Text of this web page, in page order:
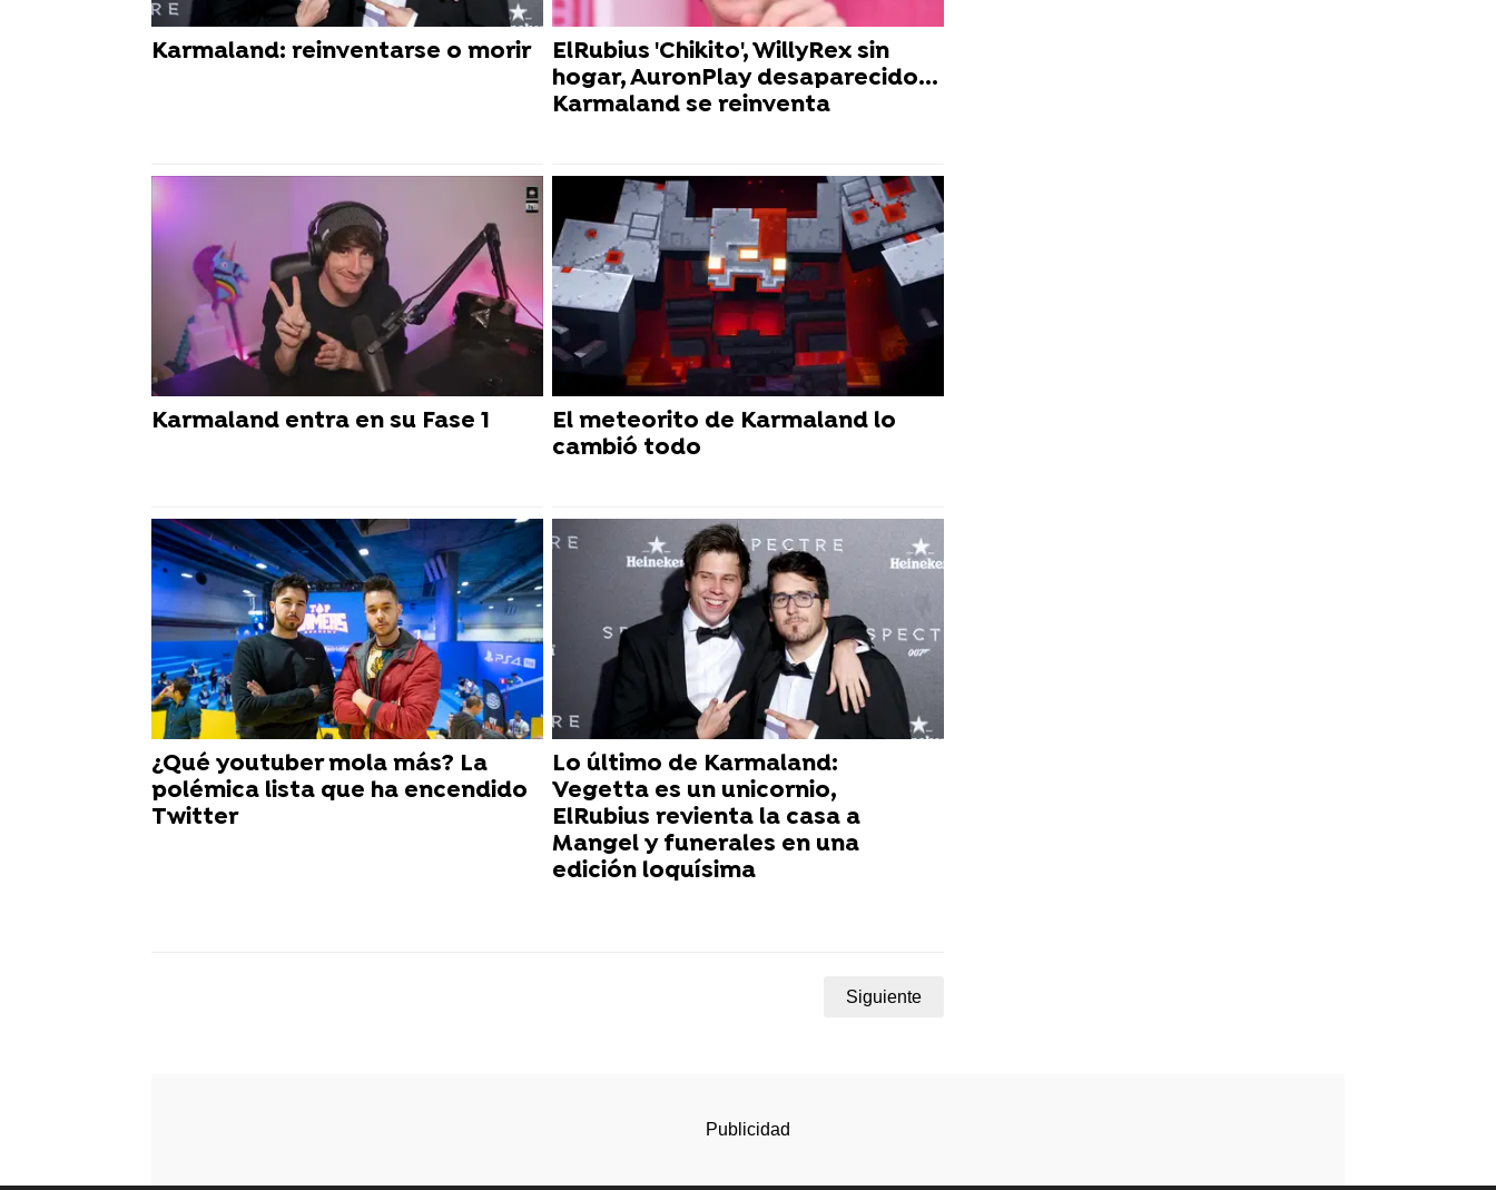
Karmaland: reinventarse o morir
ElRubius 'Chikito', WillyRex sin
hogar, AuronPlay desaparecido...
Karmaland se reinventa
Karmaland entra en su Fase 1
El meteorito de Karmaland lo
cambió todo
¿Qué youtuber mola más? La
polémica lista que ha encendido
Twitter
Lo último de Karmaland:
Vegetta es un unicornio,
ElRubius revienta la casa a
Mangel y funerales en una
edición loquísima
Siguiente